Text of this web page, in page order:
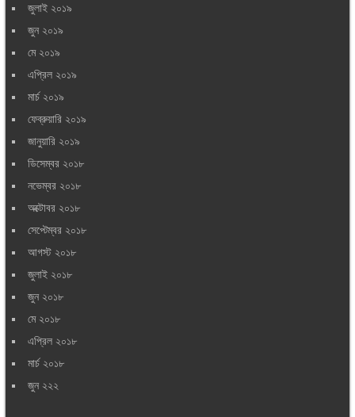
জুলাই ২০১৯
জুন ২০১৯
মে ২০১৯
এপ্রিল ২০১৯
মার্চ ২০১৯
ফেব্রুয়ারি ২০১৯
জানুয়ারি ২০১৯
ডিসেম্বর ২০১৮
নভেম্বর ২০১৮
অক্টোবর ২০১৮
সেপ্টেম্বর ২০১৮
আগস্ট ২০১৮
জুলাই ২০১৮
জুন ২০১৮
মে ২০১৮
এপ্রিল ২০১৮
মার্চ ২০১৮
জুন ২২২